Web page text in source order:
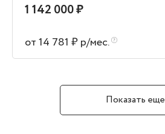
1 142 000 ₽
от 14 781 ₽ р/мес.
Показать еще